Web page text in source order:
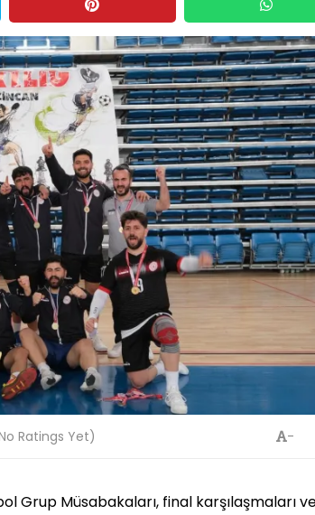
Ratings Yet) -
Grup Müsabakaları, final karşılaşmaları